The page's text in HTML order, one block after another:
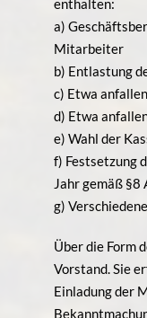
enthalten:
a)
Mitarbeiter
b) Entlastung
c) Etwa
d) Etwa
e) Wahl der
f) Festsetzung
Jahr gemäß §8
g)
Über die Form
Vorstand. Sie
Einladung der